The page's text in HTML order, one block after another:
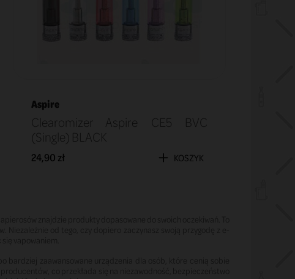
Aspire
Clearomizer Aspire CE5 BVC
(Single) BLACK
24,90 zł KOSZYK